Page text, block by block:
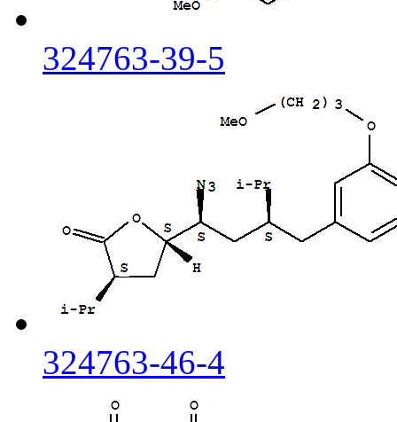
324763-39-5
324763-46-4